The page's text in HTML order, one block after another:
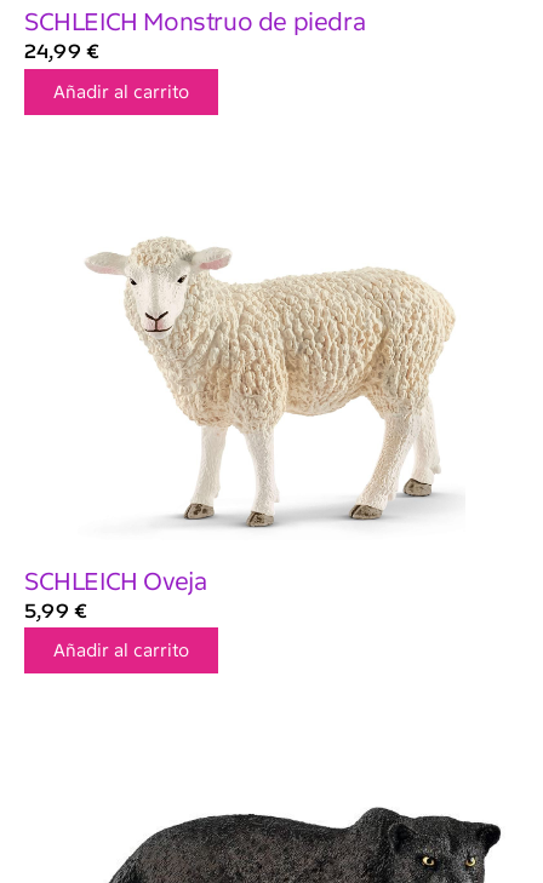
SCHLEICH Monstruo de piedra
24,99 €
Añadir al carrito
SCHLEICH Oveja
5,99 €
Añadir al carrito